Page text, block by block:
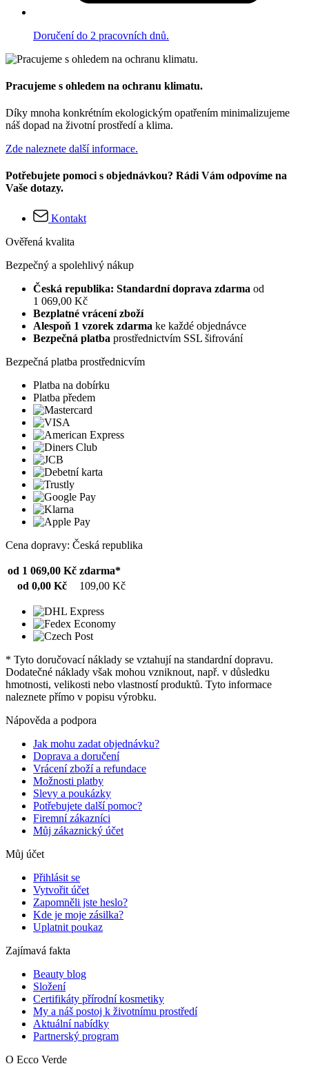
Doručení do 2 pracovních dnů.
Pracujeme s ohledem na ochranu klimatu.
Díky mnoha konkrétním ekologickým opatřením minimalizujeme
náš dopad na životní prostředí a klima.
Zde naleznete další informace.
Potřebujete pomoci s objednávkou? Rádi Vám odpovíme na
Vaše dotazy.
Kontakt
Ověřená kvalita
Bezpečný a spolehlivý nákup
Česká republika: Standardní doprava zdarma od
1 069,00 Kč
Bezplatné vrácení zboží
Alespoň 1 vzorek zdarma ke každé objednávce
Bezpečná platba prostřednictvím SSL šifrování
Bezpečná platba prostřednicvím
Platba na dobírku
Platba předem
Cena dopravy: Česká republika
od 1 069,00 Kč zdarma*
od 0,00 Kč
109,00 Kč
* Tyto doručovací náklady se vztahují na standardní dopravu.
Dodatečné náklady však mohou vzniknout, např. v důsledku
hmotnosti, velikosti nebo vlastností produktů. Tyto informace
naleznete přímo v popisu výrobku.
Nápověda a podpora
Jak mohu zadat objednávku?
Doprava a doručení
Vrácení zboží a refundace
Možnosti platby
Slevy a poukázky
Potřebujete další pomoc?
Firemní zákazníci
Můj zákaznický účet
Můj účet
Přihlásit se
Vytvořit účet
Zapomněli jste heslo?
Kde je moje zásilka?
Uplatnit poukaz
Zajímavá fakta
Beauty blog
Složení
Certifikáty přírodní kosmetiky
My a náš postoj k životnímu prostředí
Aktuální nabídky
Partnerský program
O Ecco Verde